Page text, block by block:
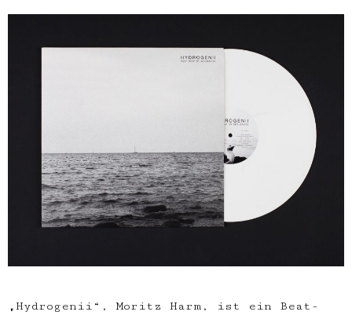
„Hydrogenii“, Moritz Harm, ist ein Beat-